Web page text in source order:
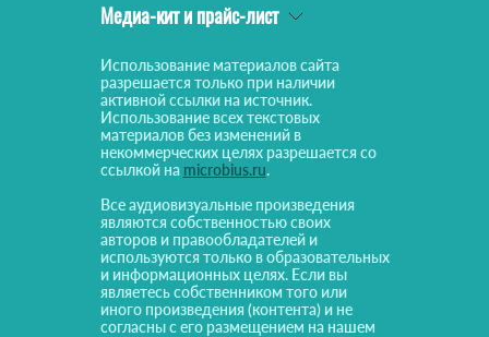
Медиа-кит и прайс-лист
Использование материалов сайта
разрешается только при наличии
активной ссылки на источник.
Использование всех текстовых
материалов без изменений в
некоммерческих целях разрешается со
ссылкой на microbius.ru.
Все аудиовизуальные произведения
являются собственностью своих
авторов и правообладателей и
используются только в образовательных
и информационных целях. Если вы
являетесь собственником того или
иного произведения (контента) и не
согласны с его размещением на нашем